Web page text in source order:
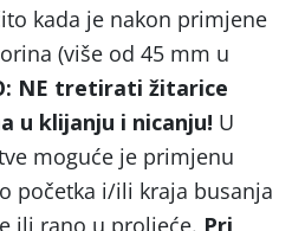
kada je nakon primjene
(više od 45 mm u
NE tretirati žitarice
u klijanju i nicanju! U
moguće je primjenu
početka i/ili kraja busanja
ili rano u proljeće. Pri